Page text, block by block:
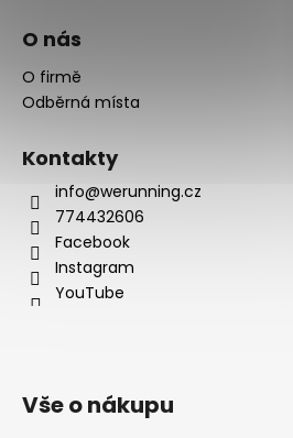
O nás
O firmě
Odběrná místa
Kontakty
info@werunning.cz
774432606
Facebook
Instagram
YouTube
Vše o nákupu